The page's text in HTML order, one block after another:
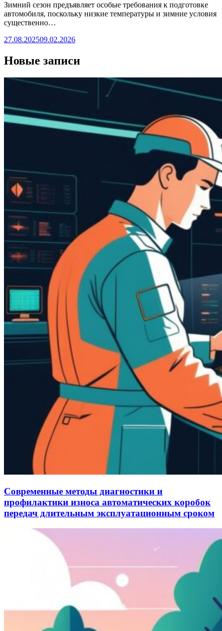
Зимний сезон предъявляет особые требования к подготовке
автомобиля, поскольку низкие температуры и зимние условия
существенно…
27.08.202509.02.2026
Новые записи
Современные методы диагностики и
профилактики износа автоматических коробок
передач длительным эксплуатационным сроком